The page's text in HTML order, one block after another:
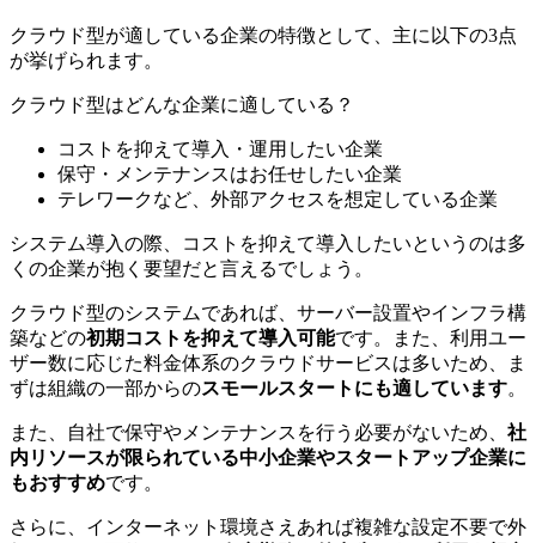
クラウド型が適している企業の特徴として、主に以下の3点
が挙げられます。
クラウド型はどんな企業に適している？
コストを抑えて導入・運用したい企業
保守・メンテナンスはお任せしたい企業
テレワークなど、外部アクセスを想定している企業
システム導入の際、コストを抑えて導入したいというのは多
くの企業が抱く要望だと言えるでしょう。
クラウド型のシステムであれば、サーバー設置やインフラ構
築などの初期コストを抑えて導入可能です。また、利用ユー
ザー数に応じた料金体系のクラウドサービスは多いため、ま
ずは組織の一部からのスモールスタートにも適しています。
また、自社で保守やメンテナンスを行う必要がないため、 社
内リソースが限られている中小企業やスタートアップ企業に
もおすすめです。
さらに、インターネット環境さえあれば複雑な設定不要で外